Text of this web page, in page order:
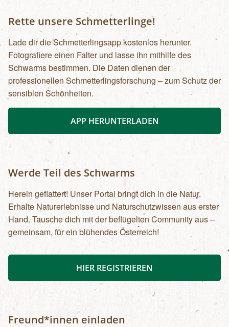
Rette unsere Schmetterlinge!
Lade dir die Schmetterlingsapp kostenlos herunter.
Fotografiere einen Falter und lasse ihn mithilfe des
Schwarms bestimmen. Die Daten dienen der
professionellen Schmetterlingsforschung – zum Schutz der
sensiblen Schönheiten.
APP HERUNTERLADEN
Werde Teil des Schwarms
Herein geflattert! Unser Portal bringt dich in die Natur.
Erhalte Naturerlebnisse und Naturschutzwissen aus erster
Hand. Tausche dich mit der beflügelten Community aus –
gemeinsam, für ein blühendes Österreich!
HIER REGISTRIEREN
Freund*innen einladen